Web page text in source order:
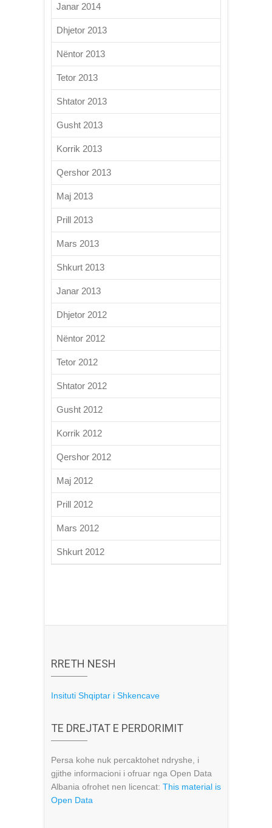
Janar 2014
Dhjetor 2013
Nëntor 2013
Tetor 2013
Shtator 2013
Gusht 2013
Korrik 2013
Qershor 2013
Maj 2013
Prill 2013
Mars 2013
Shkurt 2013
Janar 2013
Dhjetor 2012
Nëntor 2012
Tetor 2012
Shtator 2012
Gusht 2012
Korrik 2012
Qershor 2012
Maj 2012
Prill 2012
Mars 2012
Shkurt 2012
RRETH NESH
Insituti Shqiptar i Shkencave
TE DREJTAT E PERDORIMIT
Persa kohe nuk percaktohet ndryshe, i
gjithe informacioni i ofruar nga Open Data
Albania ofrohet nen licencat: This material is
Open Data